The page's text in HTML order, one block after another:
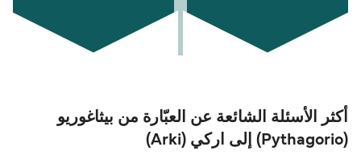
أكثر الأسئلة الشائعة عن العبّارة من بيثاغوريو
(Pythagorio) إلى اركي (Arki)